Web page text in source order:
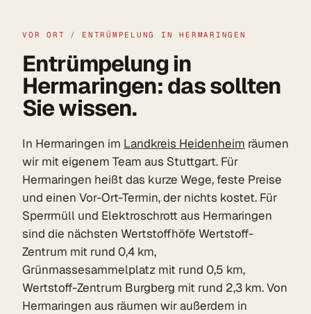
VOR ORT / ENTRÜMPELUNG IN HERMARINGEN
Entrümpelung in
Hermaringen: das sollten
Sie wissen.
In Hermaringen im Landkreis Heidenheim räumen
wir mit eigenem Team aus Stuttgart. Für
Hermaringen heißt das kurze Wege, feste Preise
und einen Vor-Ort-Termin, der nichts kostet. Für
Sperrmüll und Elektroschrott aus Hermaringen
sind die nächsten Wertstoffhöfe Wertstoff-
Zentrum mit rund 0,4 km,
Grünmassesammelplatz mit rund 0,5 km,
Wertstoff-Zentrum Burgberg mit rund 2,3 km. Von
Hermaringen aus räumen wir außerdem in